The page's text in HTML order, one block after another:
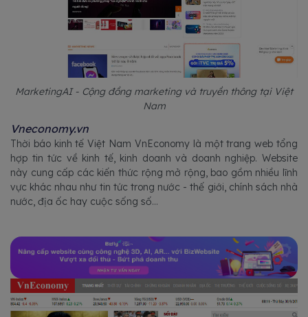
MarketingAI - Cộng đồng marketing và truyền thông tại Việt
Nam
Vneconomy.vn
Thời báo kinh tế Việt Nam VnEconomy là một trang web tổng
hợp tin tức về kinh tế, kinh doanh và doanh nghiệp. Website
này cung cấp các kiến thức rộng mở rộng, bao gồm nhiều lĩnh
vực khác nhau như tin tức trong nước - thế giới, chính sách nhà
nước, địa ốc hay cuộc sống số...